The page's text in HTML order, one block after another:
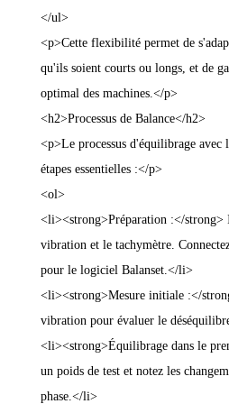
</ul>
<p>Cette flexibilité permet de
qu'ils soient courts ou longs, et de
optimal des machines.</p>
<h2>Processus de Balance</h2>
<p>Le processus d'équilibrage
étapes essentielles :</p>
<ol>
<li><strong>Préparation :</strong>
vibration et le tachymètre.
pour le logiciel Balanset.</li>
<li><strong>Mesure initiale :</
vibration pour évaluer le
<li><strong>Équilibrage dans le
un poids de test et notez les
phase.</li>